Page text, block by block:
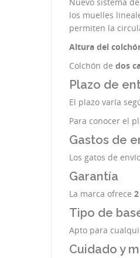
los muelles
permiten la
Altura del
Colchón de dos
Plazo de
El plazo varía
Para conocer el
Gastos de
Los gatos de
Garantía
La marca ofrece
Tipo de
Apto para
Cuidado y